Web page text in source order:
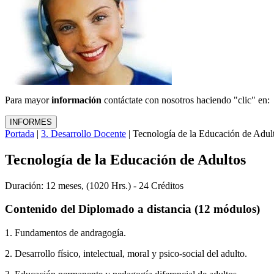
Para mayorinformación contáctate con nosotros haciendo "clic" en:
Portada | 3. Desarrollo Docente | Tecnología de la Educación de
Tecnología de la Educación de Adultos
Duración: 12 meses, (1020 Hrs.) - 24 Créditos
Contenido del Diplomado a distancia (12 módulos)
1. Fundamentos de andragogía.
2. Desarrollo físico, intelectual, moral y psico-social del adulto.